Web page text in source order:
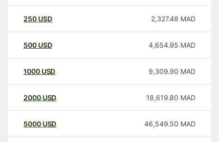
250 USD 2,327.48 MAD
500 USD 4,654.95 MAD
1000 USD 9,309.90 MAD
2000 USD 18,619.80 MAD
5000 USD 46,549.50 MAD